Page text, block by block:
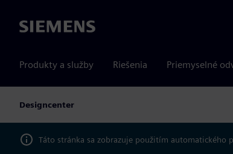
Siemens
Produkty a služby Riešenia Priemyselné
Designcenter
Táto stránka sa zobrazuje použitím automatického